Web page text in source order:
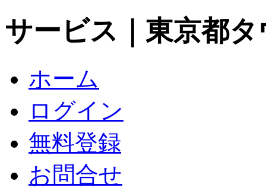
サービス｜東京都
ホーム
ログイン
無料登録
お問合せ